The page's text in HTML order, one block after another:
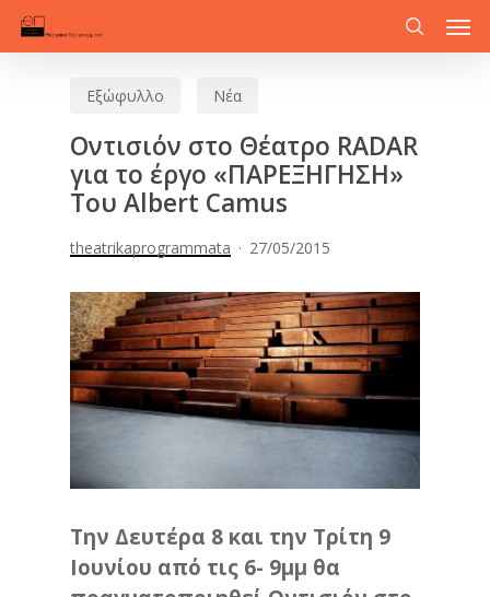
Skip
search
Εξώφυλλο Νέα
Οντισιόν στο Θέατρο RADAR
για το έργο «ΠΑΡΕΞΗΓΗΣΗ»
Του Albert Camus
theatrikaprogrammata 27/05/2015
Την Δευτέρα 8 και την Τρίτη 9
Ιουνίου από τις 6- 9μμ θα